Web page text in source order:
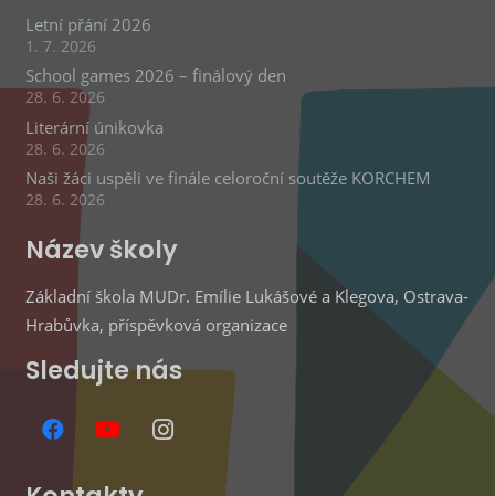
Letní přání 2026
1. 7. 2026
School games 2026 – finálový den
28. 6. 2026
Literární únikovka
28. 6. 2026
Naši žáci uspěli ve finále celoroční soutěže KORCHEM
28. 6. 2026
Název školy
Základní škola MUDr. Emílie Lukášové a Klegova, Ostrava-
Hrabůvka, příspěvková organizace
Sledujte nás